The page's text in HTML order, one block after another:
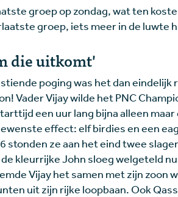
groep op zondag, wat ten
groep, iets meer in de luwte
die uitkomt'
poging was het dan
Vader Vijay wilde het PNC
een uur lang bijna alleen
effect: elf birdies en een
stonden ze aan het eind twee
kleurrijke John sloeg welgeteld
Vijay het samen met zijn zoon
uit zijn rijke loopbaan. Ook